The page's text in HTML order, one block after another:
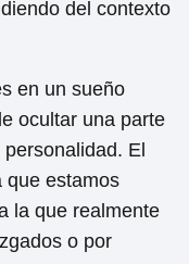
del contexto
en un sueño
ocultar una parte
El
que estamos
la que realmente
o por